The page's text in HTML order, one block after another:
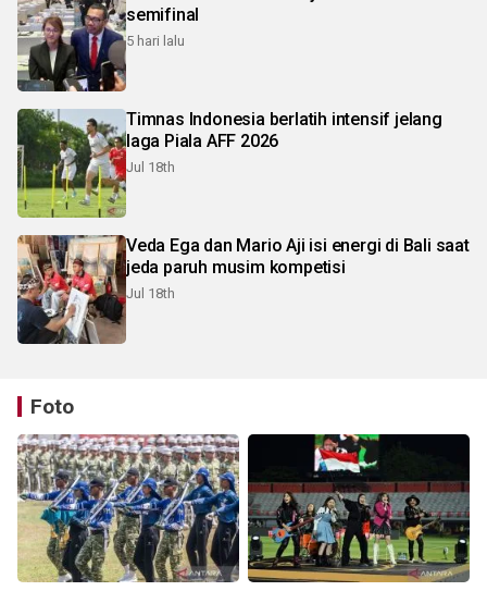
semifinal
5 hari lalu
Timnas Indonesia berlatih intensif jelang
laga Piala AFF 2026
Jul 18th
Veda Ega dan Mario Aji isi energi di Bali saat
jeda paruh musim kompetisi
Jul 18th
Foto